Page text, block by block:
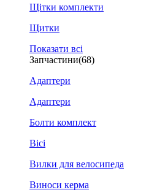
Щітки комплекти
Щитки
Показати всі
Запчастини(68)
Адаптери
Адаптери
Болти комплект
Вісі
Вилки для велосипеда
Виноси керма